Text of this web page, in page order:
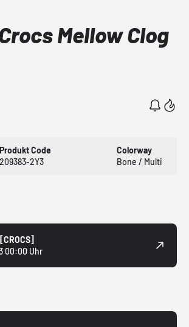
Mellow Clog
Produkt Code
209383-2Y3
Colorway
Bone / Multi
[CROCS]
00:00 Uhr